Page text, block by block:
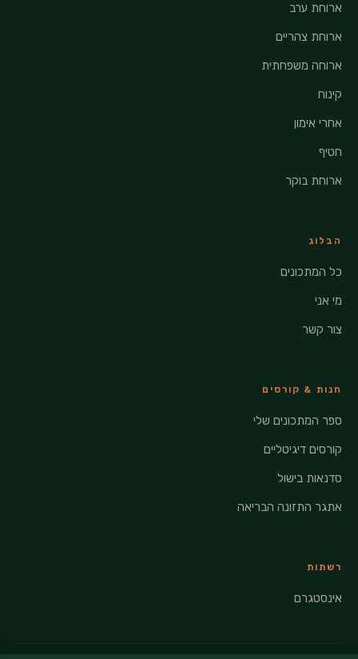
ארוחת ערב
ארוחת צהריים
ארוחה משפחתית
קינוח
אחרי אימון
חטיף
ארוחת בוקר
הבלוג
כל המתכונים
מי אני
צור קשר
חנות & קורסים
ספר המתכונים שלי
קורסים דיגיטליים
סדנאות בישול
אתגר התזונה הבריאה
רשתות
אינסטגרם